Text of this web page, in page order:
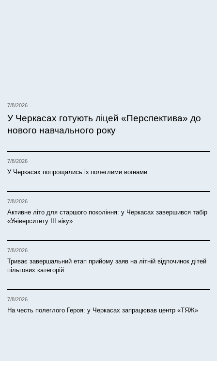
7/8/2026
У Черкасах готують ліцей «Перспектива» до
нового навчального року
7/8/2026
У Черкасах попрощались із полеглими воїнами
7/8/2026
Активне літо для старшого покоління: у Черкасах завершився табір
«Університету ІІІ віку»
7/8/2026
Триває завершальний етап прийому заяв на літній відпочинок дітей
пільгових категорій
7/8/2026
На честь полеглого Героя: у Черкасах запрацював центр «ТЯЖ»